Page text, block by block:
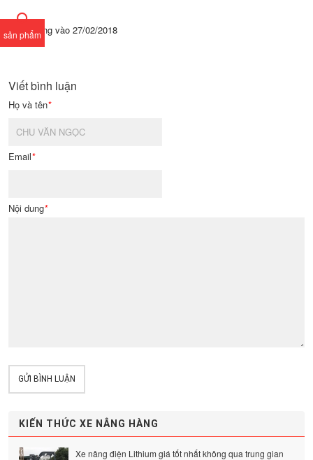
sản phẩm
Được đăng vào 27/02/2018
Viết bình luận
Họ và tên*
Email*
Nội dung*
GỬI BÌNH LUẬN
KIẾN THỨC XE NÂNG HÀNG
Xe nâng điện Lithium giá tốt nhất không qua trung gian